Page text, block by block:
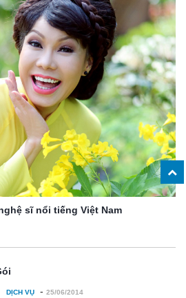
sĩ nổi tiếng Việt Nam
DỊCH VỤ - 25/06/2014